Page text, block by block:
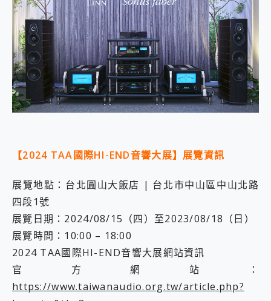
【2024 TAA國際HI-END音響大展】展覽資訊
展覽地點：台北圓山大飯店 | 台北市中山區中山北路
四段1號
展覽日期：2024/08/15（四）至2023/08/18（日）
展覽時間：10:00 – 18:00
2024 TAA國際HI-END音響大展網站資訊
官方網站：
https://www.taiwanaudio.org.tw/article.php?